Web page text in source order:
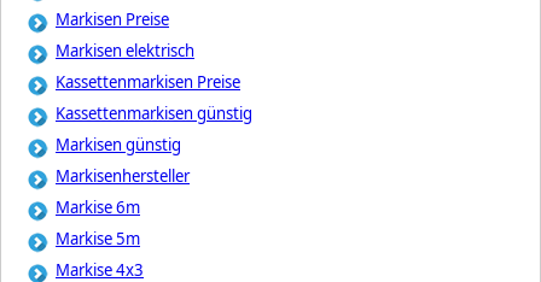
Markisen Preise
Markisen elektrisch
Kassettenmarkisen Preise
Kassettenmarkisen günstig
Markisen günstig
Markisenhersteller
Markise 6m
Markise 5m
Markise 4x3